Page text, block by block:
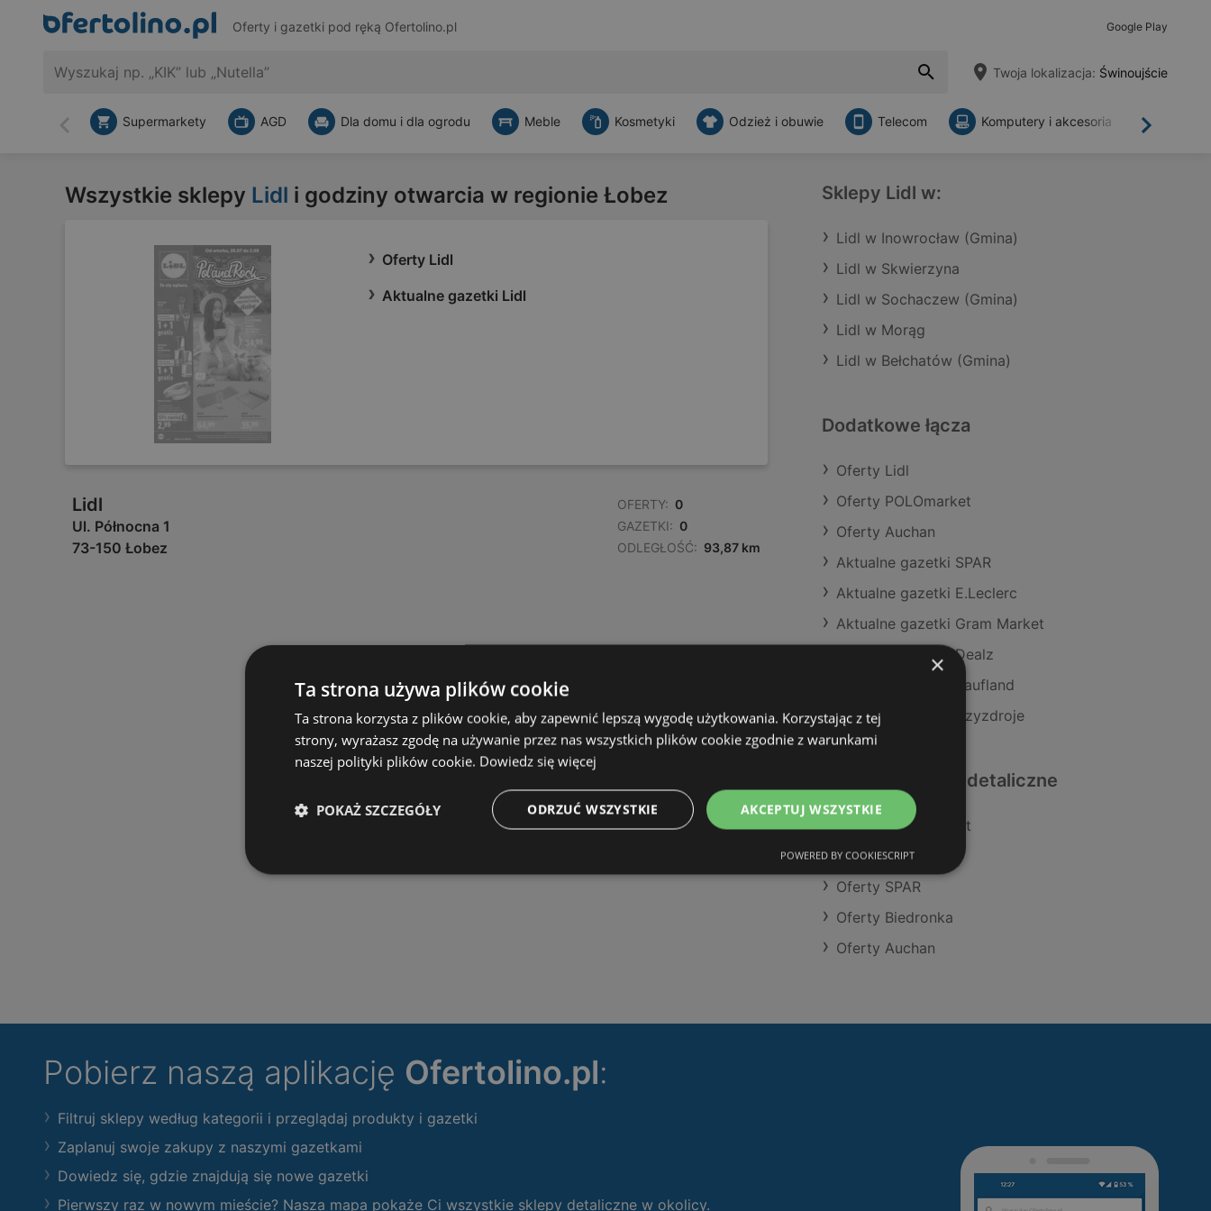
Oferty i gazetki pod ręką Ofertolino.pl Google Play
Twoja lokalizacja: Świnoujście
Wstecz Dalej
Supermarkety AGD Dla domu i dla ogrodu Meble Kosmetyki Odzież i obuwie Telecom Komputery i akcesoria
Wszystkie sklepy Lidl i godziny otwarcia w regionie Łobez
Oferty Lidl
Aktualne gazetki Lidl
Lidl
Ul. Północna 1
73-150 Łobez
OFERTY: 0
GAZETKI: 0
ODLEGŁOŚĆ: 93,87 km
Sklepy Lidl w:
Lidl w Inowrocław (Gmina)
Lidl w Skwierzyna
Lidl w Sochaczew (Gmina)
Lidl w Morąg
Lidl w Bełchatów (Gmina)
Dodatkowe łącza
Oferty Lidl
Oferty POLOmarket
Oferty Auchan
Aktualne gazetki SPAR
Aktualne gazetki E.Leclerc
Aktualne gazetki Gram Market
Aktualne gazetki Dealz
Aktualne gazetki Kaufland
Sklepy Lidl w Międzyzdroje
Podobne sklepy detaliczne
Oferty POLOmarket
Oferty Dealz
Oferty SPAR
Oferty Biedronka
Oferty Auchan
Pobierz naszą aplikację Ofertolino.pl:
Filtruj sklepy według kategorii i przeglądaj produkty i gazetki
Zaplanuj swoje zakupy z naszymi gazetkami
Dowiedz się, gdzie znajdują się nowe gazetki
Pierwszy raz w nowym mieście? Nasza mapa pokaże Ci wszystkie sklepy detaliczne w okolicy.
×
Ta strona używa plików cookie
Ta strona korzysta z plików cookie, aby zapewnić lepszą wygodę użytkowania. Korzystając z tej
strony, wyrażasz zgodę na używanie przez nas wszystkich plików cookie zgodnie z warunkami
naszej polityki plików cookie. Dowiedz się więcej
AKCEPTUJ WSZYSTKIE
ODRZUĆ WSZYSTKIE
POKAŻ SZCZEGÓŁY
POWERED BY COOKIESCRIPT